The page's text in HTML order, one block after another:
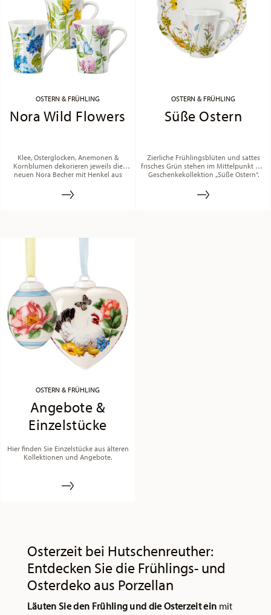
OSTERN & FRÜHLING
Nora Wild Flowers
Klee, Osterglocken, Anemonen &
Kornblumen dekorieren jeweils die
neuen Nora Becher mit Henkel aus
OSTERN & FRÜHLING
Süße Ostern
Zierliche Frühlingsblüten und sattes
frisches Grün stehen im Mittelpunkt der
Geschenkekollektion „Süße Ostern“.
OSTERN & FRÜHLING
Angebote &
Einzelstücke
Hier finden Sie Einzelstücke aus älteren
Kollektionen und Angebote.
Osterzeit bei Hutschenreuther:
Entdecken Sie die Frühlings- und
Osterdeko aus Porzellan
Läuten Sie den Frühling und die Osterzeit ein mit